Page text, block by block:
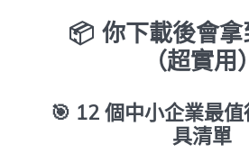
📦 你下載後會拿
（超實用）
🎯 12 個中小企業最
具清單